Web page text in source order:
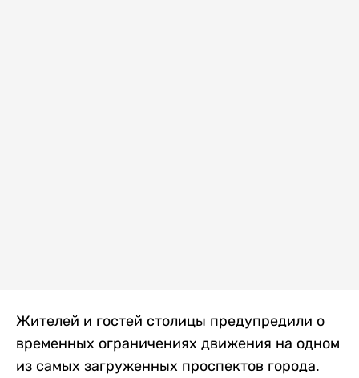
Жителей и гостей столицы предупредили о
временных ограничениях движения на одном
из самых загруженных проспектов города.